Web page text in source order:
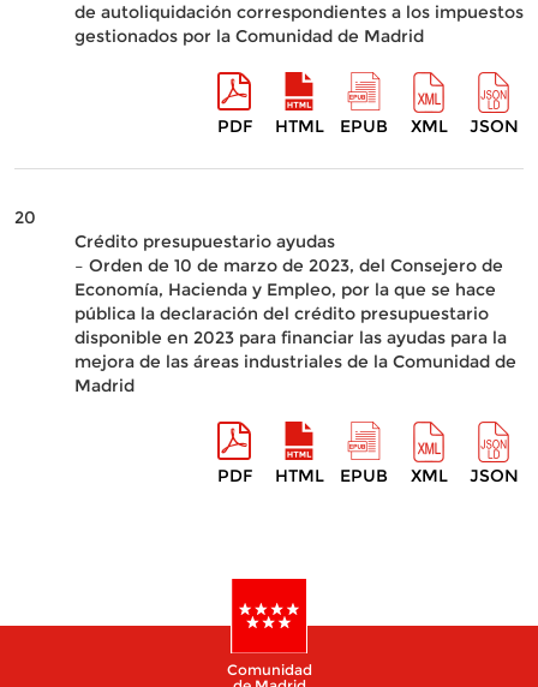
de autoliquidación correspondientes a los impuestos
gestionados por la Comunidad de Madrid
PDF HTML EPUB XML JSON
20
Crédito presupuestario ayudas
– Orden de 10 de marzo de 2023, del Consejero de
Economía, Hacienda y Empleo, por la que se hace
pública la declaración del crédito presupuestario
disponible en 2023 para financiar las ayudas para la
mejora de las áreas industriales de la Comunidad de
Madrid
PDF HTML EPUB XML JSON
Comunidad